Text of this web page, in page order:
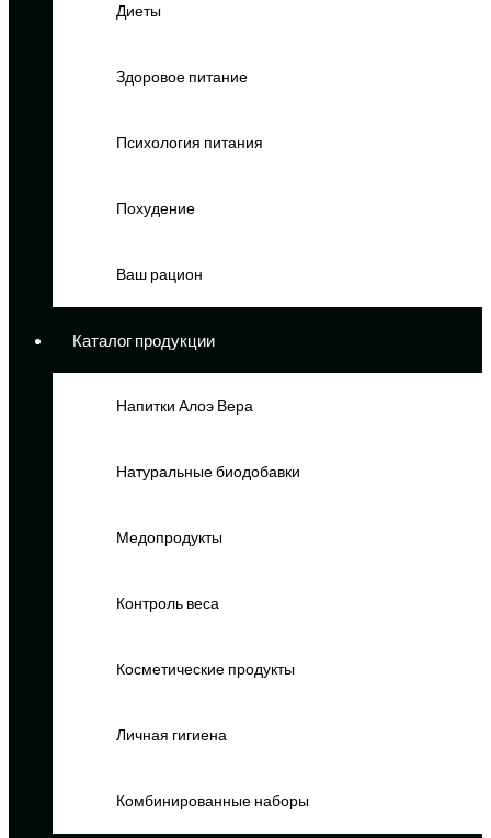
Диеты
Здоровое питание
Психология питания
Похудение
Ваш рацион
Каталог продукции
Напитки Алоэ Вера
Натуральные биодобавки
Медопродукты
Контроль веса
Косметические продукты
Личная гигиена
Комбинированные наборы